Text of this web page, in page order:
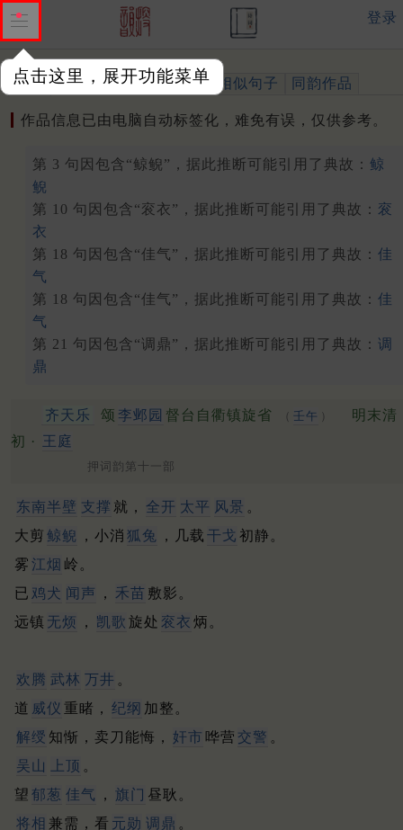
点击这里，展开功能菜单
登录
作品 标注四声 出处、引用 相似句子 同韵作品
作品信息已由电脑自动标签化，难免有误，仅供参考。
第 3 句因包含“鲸鲵”，据此推断可能引用了典故： 鲸
鲵
第 10 句因包含“衮衣”，据此推断可能引用了典故： 衮
衣
第 18 句因包含“佳气”，据此推断可能引用了典故： 佳
气
第 18 句因包含“佳气”，据此推断可能引用了典故： 佳
气
第 21 句因包含“调鼎”，据此推断可能引用了典故： 调
鼎
齐天乐 颂 李邺园 督台自衢镇旋省 （ 壬午 ）
明末清
初 ·
王庭
押词韵第十一部
东南半壁 支撑 就， 全开 太平 风景 。
大剪 鲸鲵 ，小消 狐兔 ，几载 干戈 初静。
雾 江烟 岭。
已 鸡犬 闻声 ， 禾苗 敷影。
远镇 无烦 ， 凯歌 旋处 衮衣 炳。
欢腾 武林 万井 。
道 威仪 重睹， 纪纲 加整。
解绶 知惭，卖刀能悔， 奸市 哗营 交警 。
吴山
上顶 。
望 郁葱 佳气 ， 旗门 昼耿。
将相 兼需，看 元勋 调鼎 。